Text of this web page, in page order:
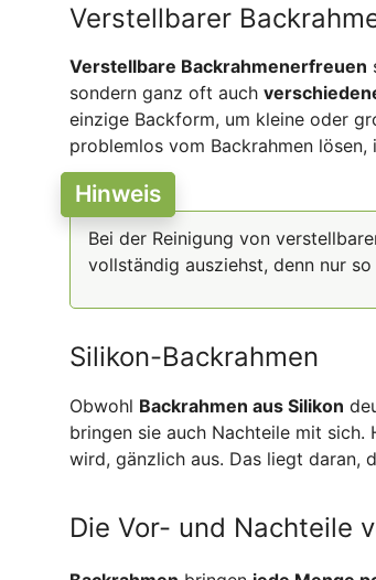
Verstellbarer
Verstellbare Backrahmenerfreuen
sondern ganz oft auch
einzige Backform, um kleine oder
problemlos vom Backrahmen
Hinweis
Bei der Reinigung von
vollständig ausziehst, denn nur
Silikon-Backrahmen
Obwohl Backrahmen aus Silikon
bringen sie auch Nachteile mit
wird, gänzlich aus. Das liegt daran,
Die Vor- und Nachteile